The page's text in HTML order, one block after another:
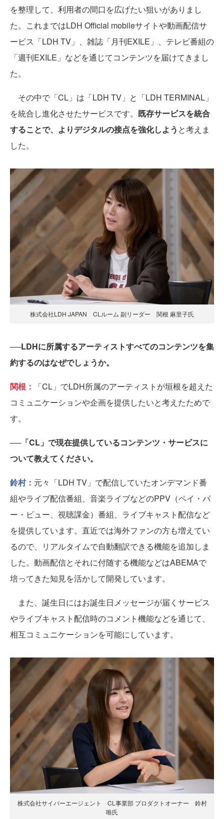
を整理して、利用者の間口を広げたい狙いがありまし
た。これまではLDH Official mobileサイトや動画配信サ
ービス「LDH TV」、雑誌「月刊EXILE」、テレビ番組の
「週刊EXILE」などを通じてコンテンツを届けてきまし
た。
その中で「CL」は「LDH TV」と「LDH TERMINAL」
を統合し進化させたサービスです。 既存サービスを統合
することで、よりデジタルの接点を強化しよう と考えま
した。
株式会社LDH JAPAN CLルーム 副リーダー 関根 麻里子氏
──LDHに所属するアーティストすべてのコンテンツを集
約するのはなぜでしょうか。
関根：
「CL」でLDH所属のアーティストが垣根を超えた
コミュニケーションや企画を提供したいと考えたためで
す。
──「CL」で現在提供しているコンテンツ・サービスに
ついて教えてください。
鈴村： 元々「LDH TV」で配信していたオンデマンド番
組やライブ配信番組、音楽ライブなどのPPV（ペイ・パ
ー・ビュー、視聴課金）番組、ライブキャスト配信など
を提供しています。直近では海外ファンの方も増えてい
るので、リアルタイムで自動翻訳できる機能を追加しま
した。動画配信とそれに付随する機能などはABEMAで
培ってきた知見を活かして開発しています。
また、誕生日にはお誕生日メッセージが届くサービス
やライブキャスト配信時のコメント機能などを通じて、
相互コミュニケーションを可能にしています。
株式会社サイバーエージェント CL事業部 プロダクトオーナー 鈴村
唯氏